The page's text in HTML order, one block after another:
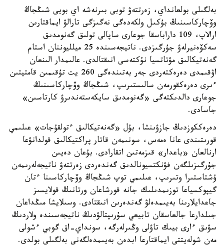
بەلگىلى بولعانداي، زەرتتەۋ توبى بىرنەشە اي بويى شىڭجاڭ
وۆچاركاسىنىڭ بۇكىل ولكەدەگى نەگىزگى تارالۋ ايماقتارىن
ارالاپ، 109 داراباسقا جوعارى ساپالى تولىق گەنومدىق
سەكۆەنيرلەۋ جۇرگىزدى. ناتيجەسىندە 25 ميلليوننان استام
گەنەتيكالىق مۋتاتسيا نۇكتەسى انىقتالدى. عالىمدار الىنعان
اۋقىمدى دەرەكتەردى جەر بەتىندەگى 260 يت تۇقىمىن قامتيتىن
ءىرى دەرەكقورمەن سالىستىرىپ، شىڭجاڭ وۆچاركاسىنىڭ
جوعارى دالدىكتەگى «گەنومدىق سايكەستەندىرۋ كارتاسىن»
جاسادى.
دەرەككوزدىڭ جازۋىنشا، بۇل «گەنەتيكالىق ءتولقۇجات» عىلىمي
قورىتىندى عانا ەمەس، سونىمەن قاتار پراكتيكالىق قولدانۋعا
ارنالعان «باعدار» قىزمەتىن اتقارادى. بۇعان دەيىن
جۇرگىزىلگەن فۋنكتسيونالدىق گەندەردى زەرتتەۋ ناتيجەلەرىمەن
ۇشتاستىرا وتىرىپ، عىلىمي توپ شىڭجاڭ وۆچاركاسىنا ءتان
گيپوكسياعا توزىمدىلىك جانە قورشاعان ورتانىڭ قولايسىز
جاعدايلارىنا بەيىمدەلۋ گەندەرىن انىقتادى. وسىلايشا مىڭداعان
جىلدارعا جالعاسقان تابيعي سۇرىپتالۋدىڭ ناتيجەسىندە ولاردىڭ
سۋىق ءارى بيىك تاۋلى وڭىرلەرگە، سونداي-اق گوبي ءشولى
مەن شولەيتتى ايماقتارعا ابدەن بەيىمدەلگەنى بەلگىلى بولدى.